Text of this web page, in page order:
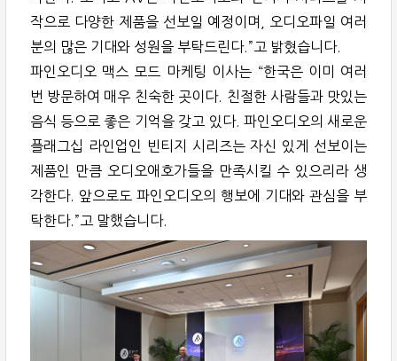
작으로 다양한 제품을 선보일 예정이며, 오디오파일 여러
분의 많은 기대와 성원을 부탁드린다.”고 밝혔습니다.
파인오디오 맥스 모드 마케팅 이사는 “한국은 이미 여러
번 방문하여 매우 친숙한 곳이다. 친절한 사람들과 맛있는
음식 등으로 좋은 기억을 갖고 있다. 파인오디오의 새로운
플래그십 라인업인 빈티지 시리즈는 자신 있게 선보이는
제품인 만큼 오디오애호가들을 만족시킬 수 있으리라 생
각한다. 앞으로도 파인오디오의 행보에 기대와 관심을 부
탁한다.”고 말했습니다.